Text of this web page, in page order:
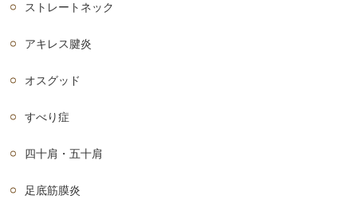
ストレートネック
アキレス腱炎
オスグッド
すべり症
四十肩・五十肩
足底筋膜炎